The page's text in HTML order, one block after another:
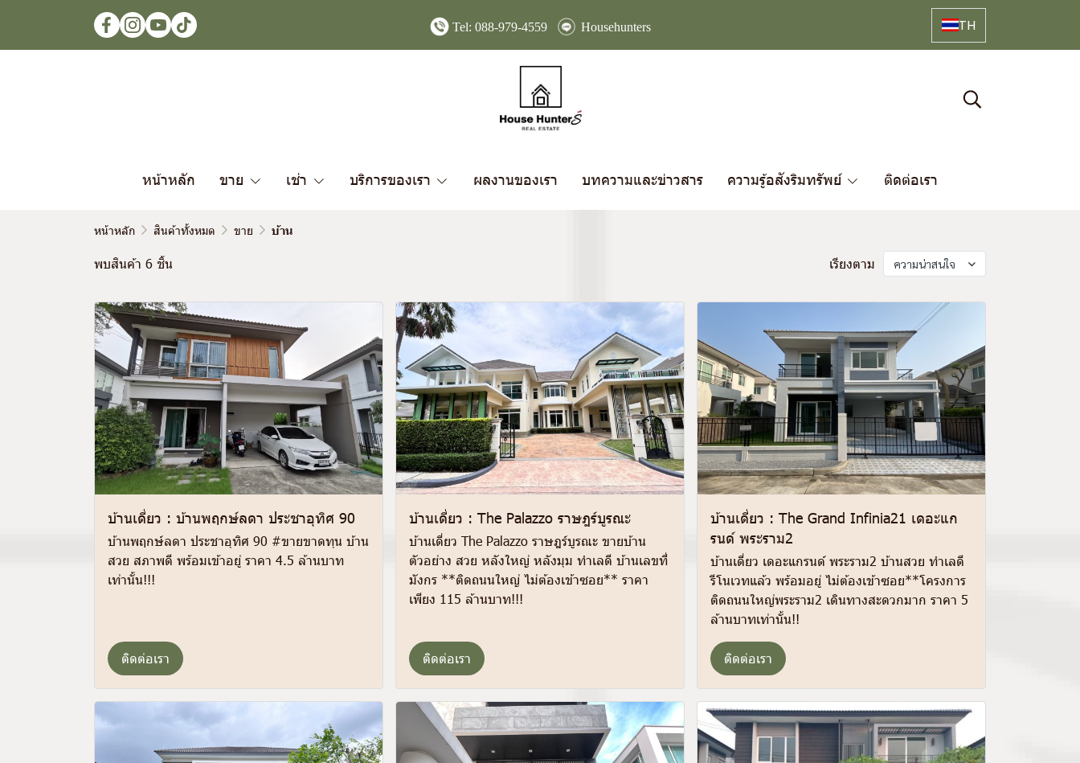
Tel: 088-979-4559 Househunters TH
หน้าหลัก ขาย เช่า บริการของเรา ผลงานของเรา บทความและข่าวสาร ความรู้อสังริมทรัพย์ ติดต่อเรา
หน้าหลัก สินค้าทั้งหมด ขาย บ้าน
พบสินค้า 6 ชิ้น เรียงตาม ความน่าสนใจ
บ้านเดี่ยว : บ้านพฤกษ์ลดา ประชาอุทิศ 90
บ้านพฤกษ์ลดา ประชาอุทิศ 90 #ขายขาดทุน บ้าน
สวย สภาพดี พร้อมเข้าอยู่ ราคา 4.5 ล้านบาท
เท่านั้น!!!
ติดต่อเรา
บ้านเดี่ยว : The Palazzo ราษฎร์บูรณะ
บ้านเดี่ยว The Palazzo ราษฎร์บูรณะ ขายบ้าน
ตัวอย่าง สวย หลังใหญ่ หลังมุม ทำเลดี บ้านเลขที่
มังกร **ติดถนนใหญ่ ไม่ต้องเข้าซอย** ราคา
เพียง 115 ล้านบาท!!!
ติดต่อเรา
บ้านเดี่ยว : The Grand Infinia21 เดอะแก
รนด์ พระราม2
บ้านเดี่ยว เดอะแกรนด์ พระราม2 บ้านสวย ทำเลดี
รีโนเวทแล้ว พร้อมอยู่ ไม่ต้องเข้าซอย**โครงการ
ติดถนนใหญ่พระราม2 เดินทางสะดวกมาก ราคา 5
ล้านบาทเท่านั้น!!
ติดต่อเรา